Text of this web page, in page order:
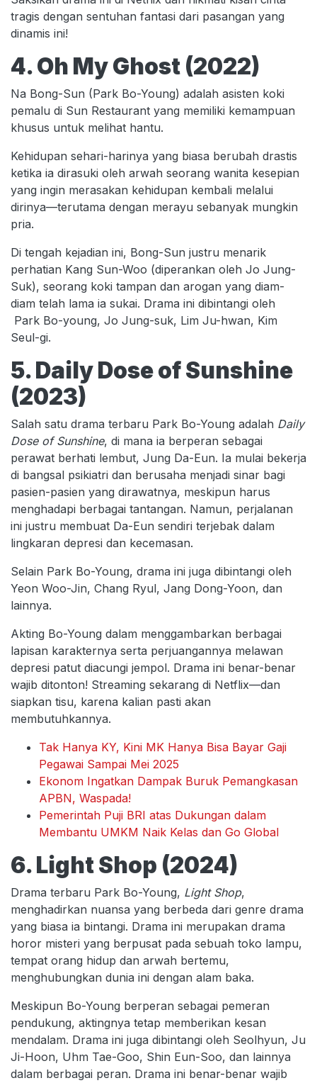
tragis dengan sentuhan fantasi dari pasangan yang
dinamis ini!
4. Oh My Ghost (2022)
Na Bong-Sun (Park Bo-Young) adalah asisten koki
pemalu di Sun Restaurant yang memiliki kemampuan
khusus untuk melihat hantu.
Kehidupan sehari-harinya yang biasa berubah drastis
ketika ia dirasuki oleh arwah seorang wanita kesepian
yang ingin merasakan kehidupan kembali melalui
dirinya—terutama dengan merayu sebanyak mungkin
pria.
Di tengah kejadian ini, Bong-Sun justru menarik
perhatian Kang Sun-Woo (diperankan oleh Jo Jung-
Suk), seorang koki tampan dan arogan yang diam-
diam telah lama ia sukai. Drama ini dibintangi oleh
Park Bo-young, Jo Jung-suk, Lim Ju-hwan, Kim
Seul-gi.
5. Daily Dose of Sunshine
(2023)
Salah satu drama terbaru Park Bo-Young adalah Daily
Dose of Sunshine, di mana ia berperan sebagai
perawat berhati lembut, Jung Da-Eun. Ia mulai bekerja
di bangsal psikiatri dan berusaha menjadi sinar bagi
pasien-pasien yang dirawatnya, meskipun harus
menghadapi berbagai tantangan. Namun, perjalanan
ini justru membuat Da-Eun sendiri terjebak dalam
lingkaran depresi dan kecemasan.
Selain Park Bo-Young, drama ini juga dibintangi oleh
Yeon Woo-Jin, Chang Ryul, Jang Dong-Yoon, dan
lainnya.
Akting Bo-Young dalam menggambarkan berbagai
lapisan karakternya serta perjuangannya melawan
depresi patut diacungi jempol. Drama ini benar-benar
wajib ditonton! Streaming sekarang di Netflix—dan
siapkan tisu, karena kalian pasti akan
membutuhkannya.
Tak Hanya KY, Kini MK Hanya Bisa Bayar Gaji
Pegawai Sampai Mei 2025
Ekonom Ingatkan Dampak Buruk Pemangkasan
APBN, Waspada!
Pemerintah Puji BRI atas Dukungan dalam
Membantu UMKM Naik Kelas dan Go Global
6. Light Shop (2024)
Drama terbaru Park Bo-Young, Light Shop,
menghadirkan nuansa yang berbeda dari genre drama
yang biasa ia bintangi. Drama ini merupakan drama
horor misteri yang berpusat pada sebuah toko lampu,
tempat orang hidup dan arwah bertemu,
menghubungkan dunia ini dengan alam baka.
Meskipun Bo-Young berperan sebagai pemeran
pendukung, aktingnya tetap memberikan kesan
mendalam. Drama ini juga dibintangi oleh Seolhyun, Ju
Ji-Hoon, Uhm Tae-Goo, Shin Eun-Soo, dan lainnya
dalam berbagai peran. Drama ini benar-benar wajib